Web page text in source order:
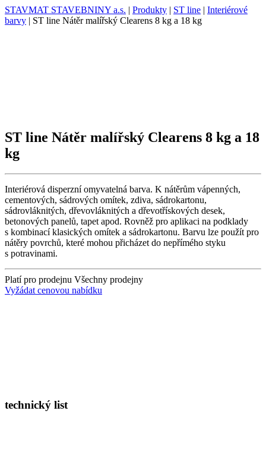
STAVMAT STAVEBNINY a.s. | Produkty | ST line | Interiérové
barvy | ST line Nátěr malířský Clearens 8 kg a 18 kg
ST line Nátěr malířský Clearens 8 kg a 18
kg
Interiérová disperzní omyvatelná barva. K nátěrům vápenných,
cementových, sádrových omítek, zdiva, sádrokartonu,
sádrovláknitých, dřevovláknitých a dřevotřískových desek,
betonových panelů, tapet apod. Rovněž pro aplikaci na podklady
s kombinací klasických omítek a sádrokartonu. Barvu lze použít pro
nátěry povrchů, které mohou přicházet do nepřímého styku
s potravinami.
Platí pro prodejnu Všechny prodejny
Vyžádat cenovou nabídku
technický list